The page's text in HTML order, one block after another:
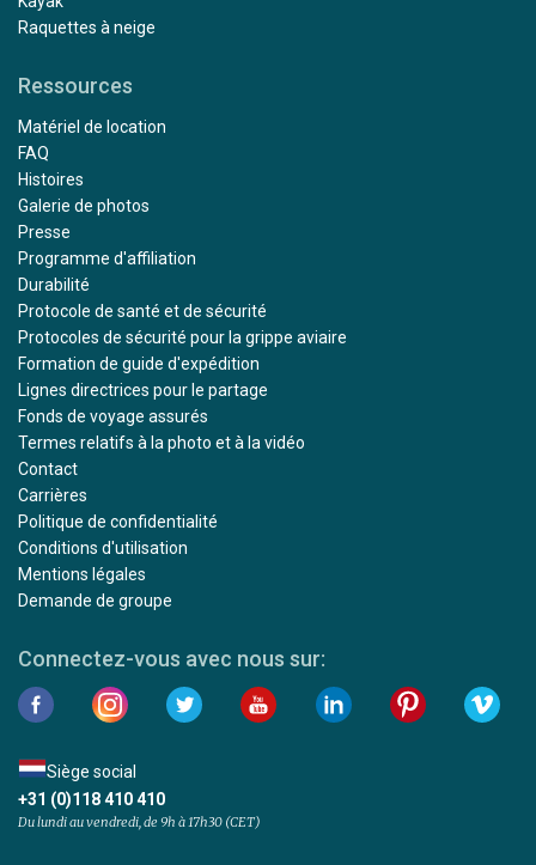
Raquettes à neige
Ressources
Matériel de location
FAQ
Histoires
Galerie de photos
Presse
Programme d'affiliation
Durabilité
Protocole de santé et de sécurité
Protocoles de sécurité pour la grippe aviaire
Formation de guide d'expédition
Lignes directrices pour le partage
Fonds de voyage assurés
Termes relatifs à la photo et à la vidéo
Contact
Carrières
Politique de confidentialité
Conditions d'utilisation
Mentions légales
Demande de groupe
Connectez-vous avec nous sur:
Siège social
+31 (0)118 410 410
Du lundi au vendredi, de 9h à 17h30 (CET)